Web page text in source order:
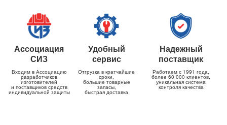
Ассоциация
СИЗ
Входим в Ассоциацию
разработчиков
изготовителей
и поставщиков средств
индивидуальной защиты
Удобный
сервис
Отгрузка в кратчайшие
сроки,
большие товарные
запасы,
быстрая доставка
Надежный
поставщик
Работаем с 1991 года,
более 60 000 клиентов,
уникальная система
контроля качества